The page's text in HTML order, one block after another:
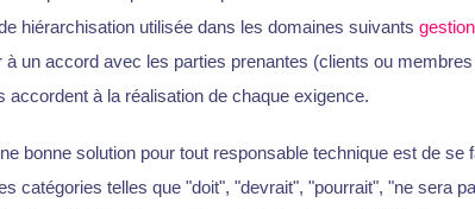
hiérarchisation utilisée dans les domaines suivants
à un accord avec les parties prenantes (clients ou
accordent à la réalisation de chaque exigence.
bonne solution pour tout responsable technique est de se
catégories telles que "doit", "devrait", "pourrait", "ne sera